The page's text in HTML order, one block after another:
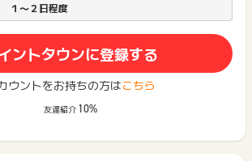
１〜２日程度
ントタウンに登録する
ウントをお持ちの方はこちら
友達紹介 10%